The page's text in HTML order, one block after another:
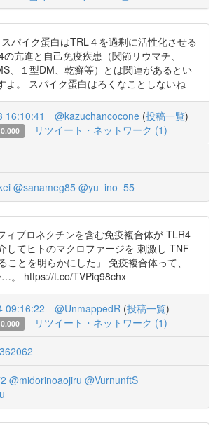
パイク蛋白はTRL４を過剰に活性化させる
亢進と自己免疫疾患（関節リウマチ、
、１型DM、乾癬等）とは関連があるとい
よ。 スパイク蛋白はろくなことしないね
16:10:41 @kazuchancocone (投稿一覧)
0.000 リツイート・ネットワーク (1)
@sanameg85 @yu_ino_55
ィブロネクチンを含む免疫複合体が TLR4
してヒトのマクロファージを 刺激し TNF
とを明らかにした」 免疫複合体って、
。 https://t.co/TVPiq98chx
09:16:22 @UnmappedR (投稿一覧)
0.000 リツイート・ネットワーク (1)
@midorinoaojiru @VurnunftS